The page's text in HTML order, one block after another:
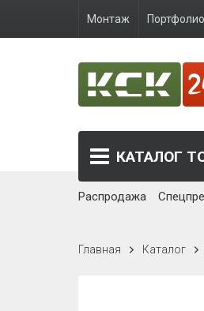
Монтаж Портфолио
КАТАЛОГ
Распродажа
Главная Каталог